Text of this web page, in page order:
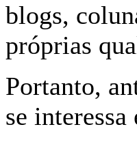
blogs,
próprias
Portanto,
se